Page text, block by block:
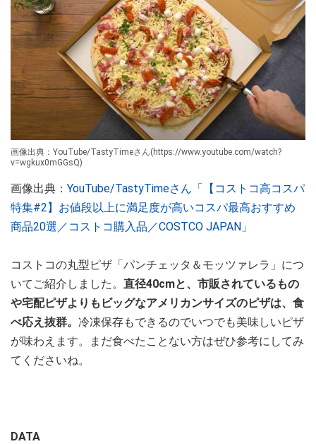
画像出典：YouTube/TastyTimeさん(https://www.youtube.com/watch?
v=wgkux0mGGsQ)
画像出典： YouTube/TastyTimeさん「【コストコ高コスパ
特集#2】お値段以上に満足度が高いコスパ最高おすすめ
商品20選／コストコ購入品／COSTCO JAPAN」
コストコの丸型ピザ「パンチェッタ＆モッツァレラ」につ
いてご紹介しました。 直径40cmと、市販されているもの
や宅配ピザよりもビッグなアメリカンサイズのピザは、食
べ応え抜群。 冷凍保存もできるのでいつでも美味しいピザ
が味わえます。まだ食べたことない方はぜひ参考にしてみ
てくださいね。
DATA